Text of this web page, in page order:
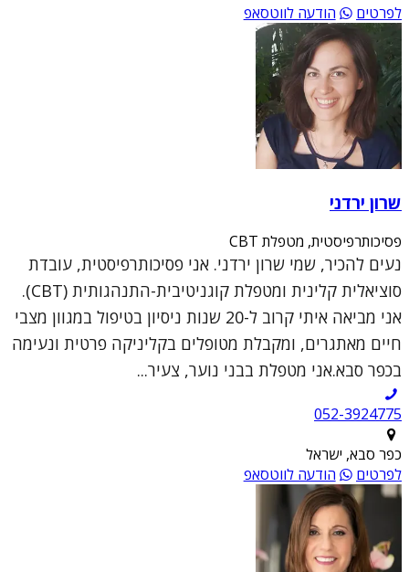
לפרטים
הודעה לווטסאפ
שרון ירדני
פסיכותרפיסטית, מטפלת CBT
נעים להכיר, שמי שרון ירדני. אני פסיכותרפיסטית, עובדת
סוציאלית קלינית ומטפלת קוגניטיבית-התנהגותית (CBT).
אני מביאה איתי קרוב ל-20 שנות ניסיון בטיפול במגוון מצבי
חיים מאתגרים, ומקבלת מטופלים בקליניקה פרטית ונעימה
בכפר סבא.אני מטפלת בבני נוער, צעיר...
052-3924775
כפר סבא, ישראל
לפרטים
הודעה לווטסאפ